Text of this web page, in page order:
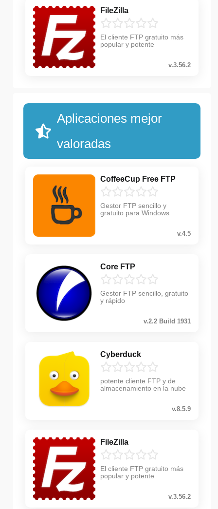
FileZilla
El cliente FTP gratuito más
popular y potente
v.3.56.2
Aplicaciones mejor
valoradas
CoffeeCup Free FTP
Gestor FTP sencillo y
gratuito para Windows
v.4.5
Core FTP
Gestor FTP sencillo, gratuito
y rápido
v.2.2 Build 1931
Cyberduck
potente cliente FTP y de
almacenamiento en la nube
v.8.5.9
FileZilla
El cliente FTP gratuito más
popular y potente
v.3.56.2